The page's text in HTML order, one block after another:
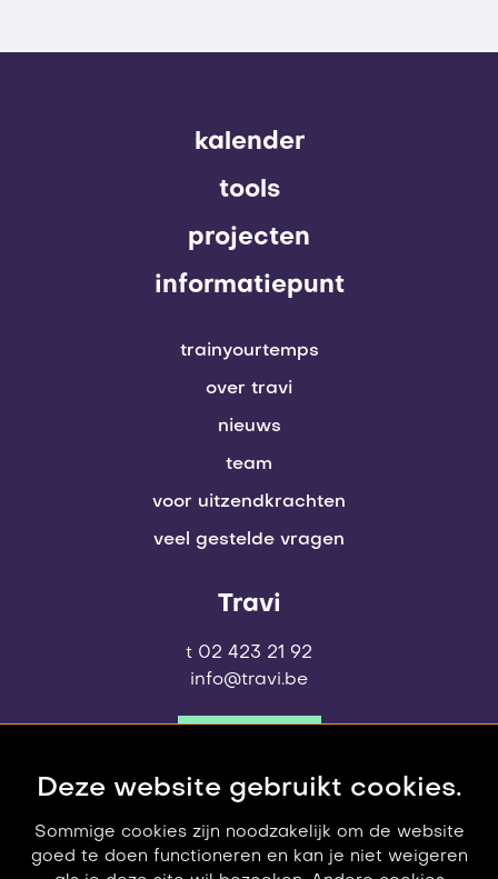
kalender
tools
projecten
informatiepunt
trainyourtemps
over travi
nieuws
team
voor uitzendkrachten
veel gestelde vragen
Travi
t 02 423 21 92
info@travi.be
Deze website gebruikt cookies.
Sommige cookies zijn noodzakelijk om de website
goed te doen functioneren en kan je niet weigeren